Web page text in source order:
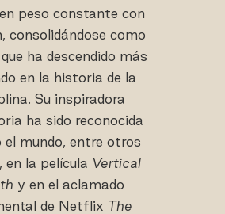
peso constante con
consolidándose como
ha descendido más
en la historia de la
Su inspiradora
ha sido reconocida
el mundo, entre otros
en la película Vertical
y en el aclamado
de Netflix The